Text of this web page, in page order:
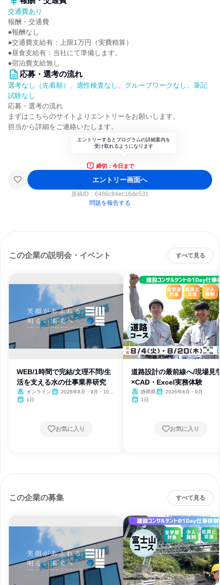
交通費あり
報酬・交通費
●報酬なし
●交通費支給有：上限1万円（実費精算）
●昼食支給有：当社にて準備します。
●宿泊費支給無し
応募・選考の流れ
選考なし（先着順）、適性検査なし、グループワークなし、筆記
試験なし
応募・選考の流れ
まずはこちらのサイトよりエントリーをお願いします。
担当から詳細をご連絡いたします。
エントリーするとプログラムの詳細案内を
受け取れるようになります
締切：今日まで
エントリー画面へ
原稿ID： 6486c84ec16de531
問題を報告する
この企業の説明会・イベント すべて見る
WEB/1時間で完結/文理不問/生
活を支える水の仕事業界研究
オンライン
2026年8月・9月・10
1日
お気に入り
道路設計の最前線へ/現場見
×CAD・Excel実務体験
静岡県
2026年8月・9月
1日
お気に入り
この企業の募集 すべて見る